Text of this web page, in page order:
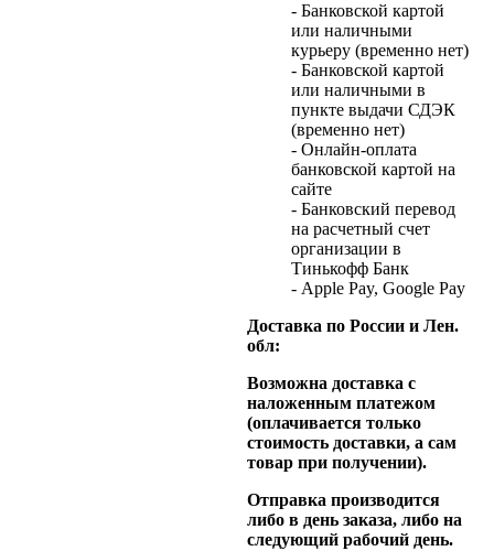
- Банковской картой
или наличными
курьеру (временно нет)
- Банковской картой
или наличными в
пункте выдачи СДЭК
(временно нет)
- Онлайн-оплата
банковской картой на
сайте
- Банковский перевод
на расчетный счет
организации в
Тинькофф Банк
- Apple Pay, Google Pay
Доставка по России и Лен.
обл:
Возможна доставка с
наложенным платежом
(оплачивается только
стоимость доставки, а сам
товар при получении).
Отправка производится
либо в день заказа, либо на
следующий рабочий день.